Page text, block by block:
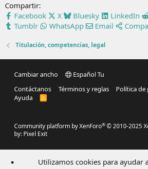
Compartir:
Facebook
X Bluesky LinkedIn
Tumblr
WhatsApp Email
Titulación, competencias, legal
Cambiar ancho
Español Tu
Contáctanos
Términos y reglas
Política de
Ayuda
R
Community platform by XenForo® © 2010-2025
by: Pixel Exit
Utilizamos cookies para ayudar